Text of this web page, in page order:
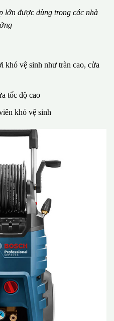
lớn được dùng trong các nhà
khó vệ sinh như tràn cao, cửa
tốc độ cao
khó vệ sinh